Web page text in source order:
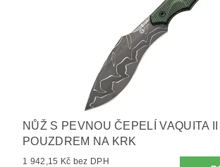
NŮŽ S PEVNOU ČEPELÍ VAQUITA II
POUZDREM NA KRK
1 942,15 Kč bez DPH